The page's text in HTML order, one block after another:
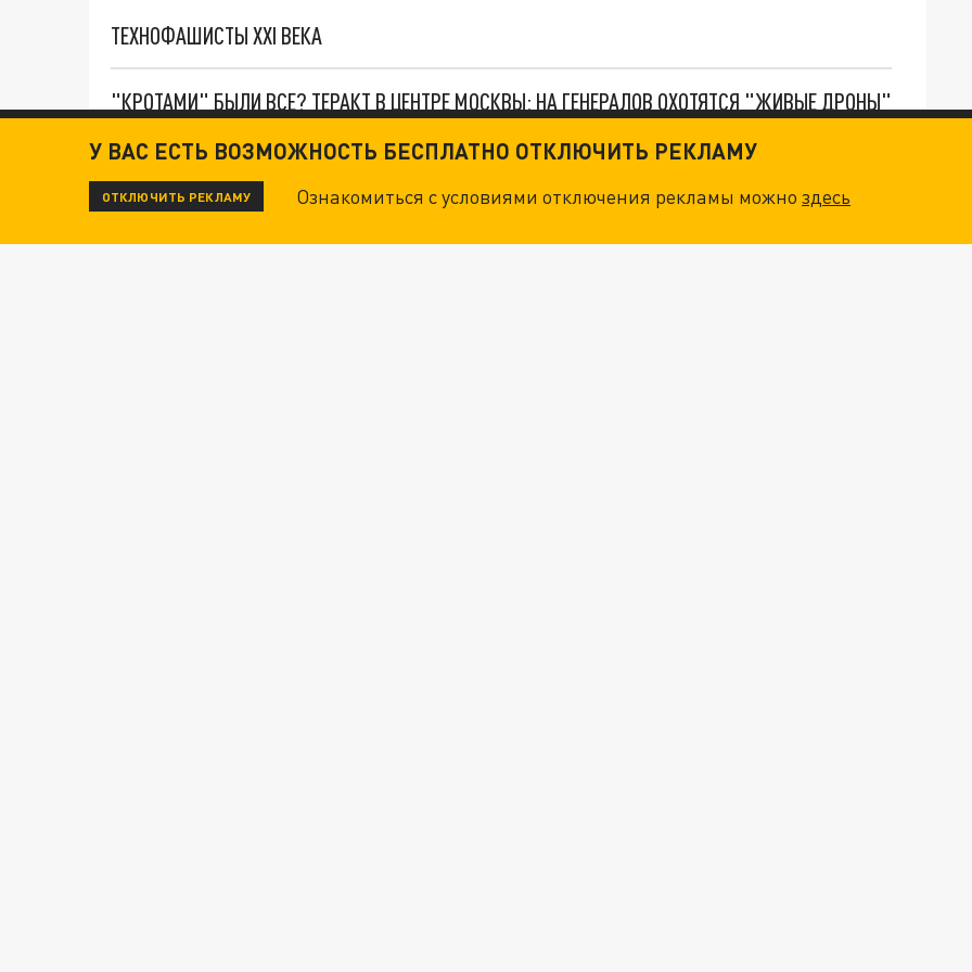
ТЕХНОФАШИСТЫ XXI ВЕКА
"КРОТАМИ" БЫЛИ ВСЕ? ТЕРАКТ В ЦЕНТРЕ МОСКВЫ: НА ГЕНЕРАЛОВ ОХОТЯТСЯ "ЖИВЫЕ ДРОНЫ"
ДАНЯ С ДАШЕЙ СПАСЛИСЬ ОТ БОЕВИКОВ ВСУ. НО БЕДЫ ДЛЯ МАЛЫШЕЙ НЕ ЗАКОНЧИЛИСЬ
У ВАС ЕСТЬ ВОЗМОЖНОСТЬ БЕСПЛАТНО ОТКЛЮЧИТЬ РЕКЛАМУ
ОТКЛЮЧИТЬ РЕКЛАМУ Ознакомиться с условиями отключения рекламы можноздесь